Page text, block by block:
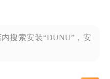
搜索安装“DUNU”，安